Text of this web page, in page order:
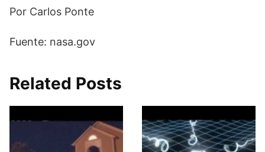
Por Carlos Ponte
Fuente: nasa.gov
Related Posts